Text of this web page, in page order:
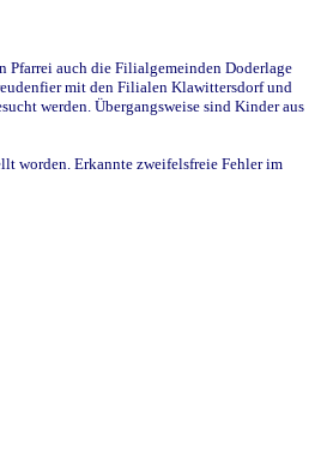
Pfarrei auch die Filialgemeinden Doderlage
mit den Filialen Klawittersdorf und
werden. Übergangsweise sind Kinder aus
worden. Erkannte zweifelsfreie Fehler im